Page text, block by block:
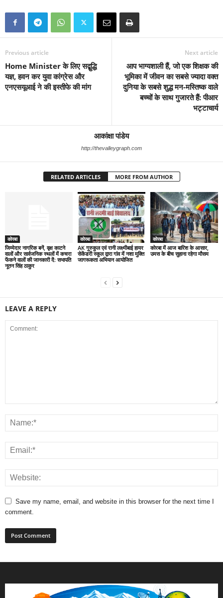
Previous article
Home Minister के लिए सद्बुद्धि
यज्ञ, हवन कर युवा कांग्रेस और
एनएसयूआई ने की इस्तीफे की मांग
Next article
आप भाग्यशाली हैं, जो एक शिक्षक की
भूमिका में जीवन का सबसे ज्यादा वक्त
दुनिया के सबसे शुद्ध मन-मस्तिष्क वाले
बच्चों के साथ गुजारते हैं: पीआर
भट्टाचार्य
आकांक्षा पांडेय
http://thevalleygraph.com
RELATED ARTICLES MORE FROM AUTHOR
कोरबा
जिम्मेदार नागरिक बनें, वृक्ष काटने
वालों और सार्वजनिक स्थलों में कचरा
फेंकने वालों की जानकारी दें: सभापति
नूतन सिंह ठाकुर
कोरबा
AK गुरुकुल एवं रानी लक्ष्मीबाई हायर
सेकेंडरी स्कूल द्वारा गांव में नशा मुक्ति
जागरूकता अभियान आयोजित
कोरबा
कोरबा में आज बारिश के आसार,
उमस के बीच सुहाना रहेगा मौसम
LEAVE A REPLY
Save my name, email, and website in this browser for the next time I
comment.